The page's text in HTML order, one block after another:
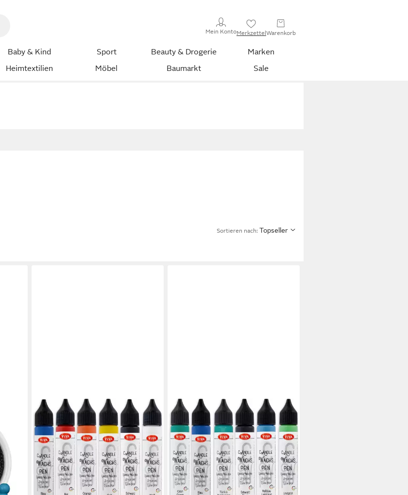
Mein KontoMerkzettelWarenkorb
Baby & Kind Sport Beauty & Drogerie
Marken
Heimtextilien Möbel Baumarkt Sale
Sortieren nach: Topseller